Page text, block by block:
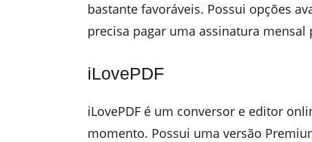
bastante favoráveis. Possui opções
precisa pagar uma assinatura mensal
iLovePDF
iLovePDF é um conversor e editor
momento. Possui uma versão